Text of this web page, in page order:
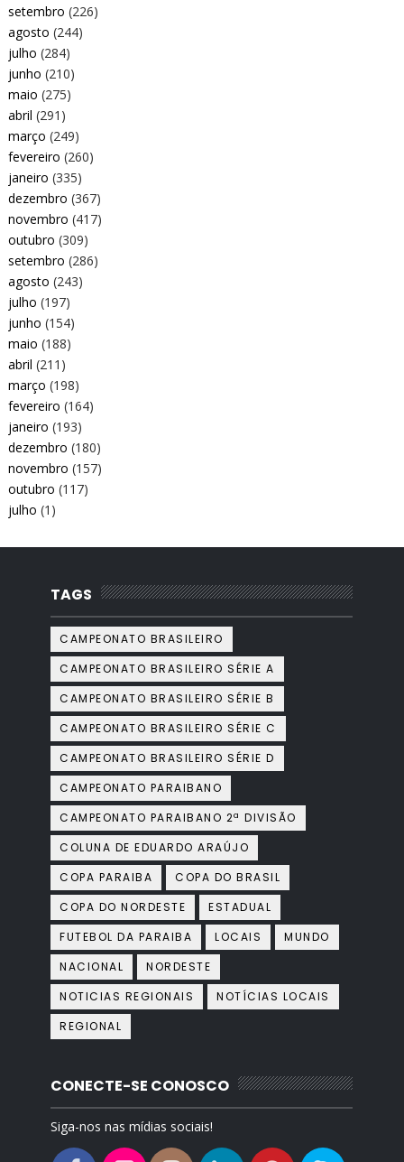
setembro (226)
agosto (244)
julho (284)
junho (210)
maio (275)
abril (291)
março (249)
fevereiro (260)
janeiro (335)
dezembro (367)
novembro (417)
outubro (309)
setembro (286)
agosto (243)
julho (197)
junho (154)
maio (188)
abril (211)
março (198)
fevereiro (164)
janeiro (193)
dezembro (180)
novembro (157)
outubro (117)
julho (1)
TAGS
CAMPEONATO BRASILEIRO
CAMPEONATO BRASILEIRO SÉRIE A
CAMPEONATO BRASILEIRO SÉRIE B
CAMPEONATO BRASILEIRO SÉRIE C
CAMPEONATO BRASILEIRO SÉRIE D
CAMPEONATO PARAIBANO
CAMPEONATO PARAIBANO 2ª DIVISÃO
COLUNA DE EDUARDO ARAÚJO
COPA PARAIBA
COPA DO BRASIL
COPA DO NORDESTE
ESTADUAL
FUTEBOL DA PARAIBA
LOCAIS
MUNDO
NACIONAL
NORDESTE
NOTICIAS REGIONAIS
NOTÍCIAS LOCAIS
REGIONAL
CONECTE-SE CONOSCO
Siga-nos nas mídias sociais!